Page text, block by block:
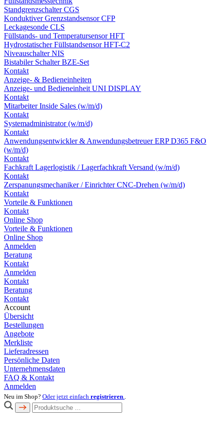
Standgrenzschalter CGS
Konduktiver Grenzstandsensor CFP
Leckagesonde CLS
Füllstands- und Temperatursensor HFT
Hydrostatischer Füllstandsensor HFT-C2
Niveauschalter NIS
Bistabiler Schalter BZE-Set
Kontakt
Anzeige- & Bedieneinheiten
Anzeige- und Bedieneinheit UNI DISPLAY
Kontakt
Mitarbeiter Inside Sales (w/m/d)
Kontakt
Systemadministrator (w/m/d)
Kontakt
Anwendungsentwickler & Anwendungsbetreuer ERP D365 F&O
(w/m/d)
Kontakt
Fachkraft Lagerlogistik / Lagerfachkraft Versand (w/m/d)
Kontakt
Zerspanungsmechaniker / Einrichter CNC-Drehen (w/m/d)
Kontakt
Vorteile & Funktionen
Kontakt
Online Shop
Vorteile & Funktionen
Online Shop
Anmelden
Beratung
Kontakt
Anmelden
Kontakt
Beratung
Kontakt
Account
Übersicht
Bestellungen
Angebote
Merkliste
Lieferadressen
Persönliche Daten
Unternehmensdaten
FAQ & Kontakt
Anmelden
Neu im Shop? Oder jetzt einfach registrieren..